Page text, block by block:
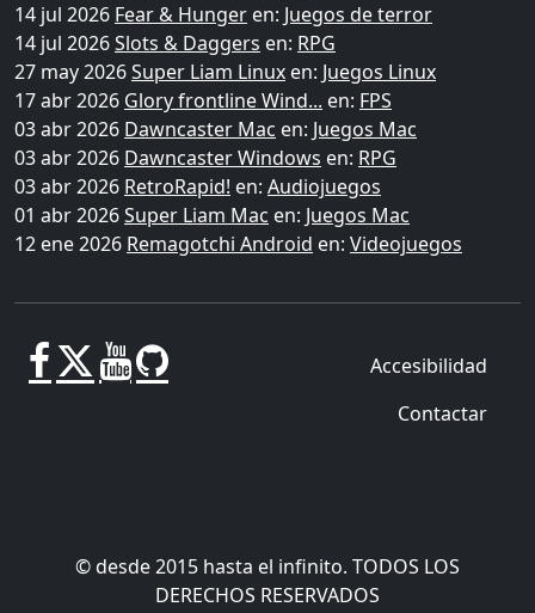
14 jul 2026 Fear & Hunger en: Juegos de terror
14 jul 2026Slots & Daggers en: RPG
27 may 2026Super Liam Linux en: Juegos Linux
17 abr 2026 Glory frontline Wind... en: FPS
03 abr 2026 Dawncaster Mac en: Juegos Mac
03 abr 2026 Dawncaster Windows en: RPG
03 abr 2026 RetroRapid! en: Audiojuegos
01 abr 2026Super Liam Mac en: Juegos Mac
12 ene 2026 Remagotchi Android en: Videojuegos
Accesibilidad
Contactar
© desde 2015 hasta el infinito. TODOS LOS
DERECHOS RESERVADOS